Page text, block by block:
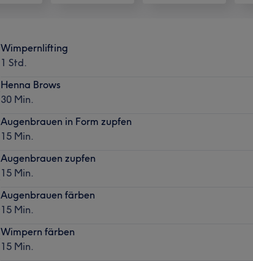
Wimpernlifting
1 Std.
Henna Brows
30 Min.
Augenbrauen in Form zupfen
15 Min.
Augenbrauen zupfen
15 Min.
Augenbrauen färben
15 Min.
Wimpern färben
15 Min.